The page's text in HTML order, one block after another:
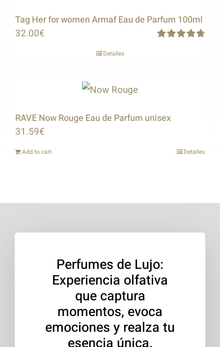
Tag Her for women Armaf Eau de Parfum 100ml
32.00€
Detalles
RAVE Now Rouge Eau de Parfum unisex
31.59€
Add to cart Detalles
Perfumes de Lujo:
Experiencia olfativa
que captura
momentos, evoca
emociones y realza tu